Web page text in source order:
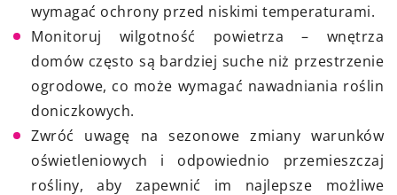
wymagać ochrony przed niskimi temperaturami.
Monitoruj wilgotność powietrza – wnętrza
domów często są bardziej suche niż przestrzenie
ogrodowe, co może wymagać nawadniania roślin
doniczkowych.
Zwróć uwagę na sezonowe zmiany warunków
oświetleniowych i odpowiednio przemieszczaj
rośliny, aby zapewnić im najlepsze możliwe